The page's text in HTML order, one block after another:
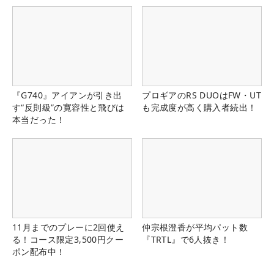
『G740』アイアンが引き出
す“反則級”の寛容性と飛びは
本当だった！
プロギアのRS DUOはFW・UT
も完成度が高く購入者続出！
11月までのプレーに2回使え
る！コース限定3,500円クー
ポン配布中！
仲宗根澄香が平均パット数
『TRTL』で6人抜き！